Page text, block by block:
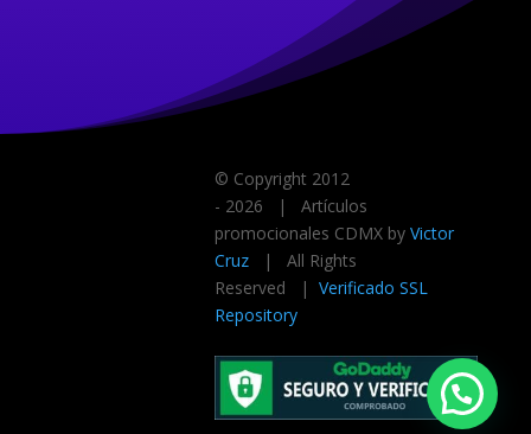
© Copyright 2012
- 2026 | Artículos
promocionales CDMX by Victor
Cruz| All Rights
Reserved | Verificado SSL
Repository